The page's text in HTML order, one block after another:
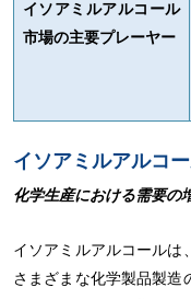
イソアミルアルコール
市場の主要プレーヤー
イソアミルアルコ
化学生産における需要の
イソアミルアルコールは
さまざまな化学製品製造